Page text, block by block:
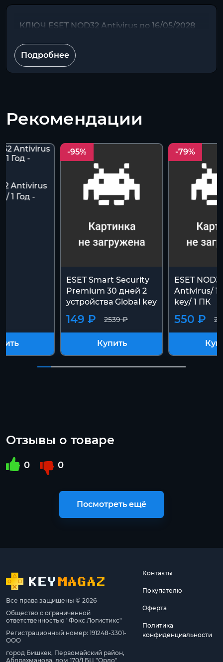
КЛЮЧ ESET NOD32 Antivirus до 16/05/2028
Подробнее
Рекомендации
Antivirus
/ 1 Год -
-95%
ESET Smart Security
Premium 30 дней 2
устройства Global key
2539 ₽
149 ₽
Купить
-79%
ESET
Antivirus/ 1
key/ 1 ПК
550 ₽
Отзывы о товаре
0 0
Посмотреть ещё
Все права защищены © 2026
Общество с ограниченной
ответственностью "Фокс Логистикс"
Регистрационный номер: 191248-3301-
ООО
город Бишкек, Первомайский район,
Абдрахманова, дом 170/1 БЦ "Ордо"
Контакты
Покупателю
Оферта
Политика
конфиденциальности